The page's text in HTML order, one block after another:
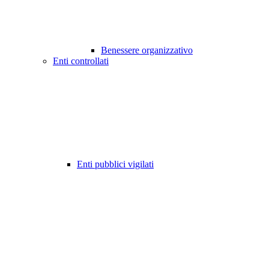
Benessere organizzativo
Enti controllati
Enti pubblici vigilati